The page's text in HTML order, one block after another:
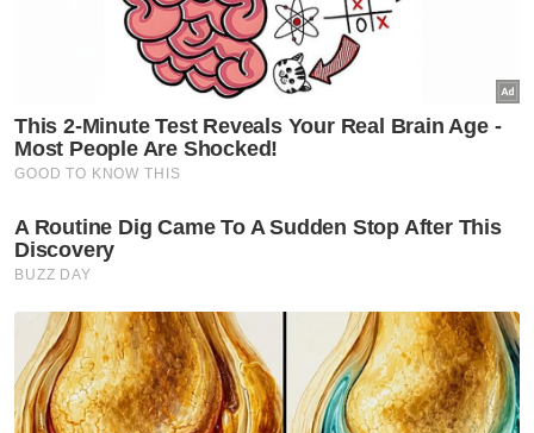
"Skim RAM ini membuktikan kerajaan negeri
sentiasa mendengar pandangan pelbagai
pihak ketika pelarasan tarif air tidak dapat
dielakkan bagi meningkatkan kualiti
perkhidmatan bekalan air di masa hadapan,"